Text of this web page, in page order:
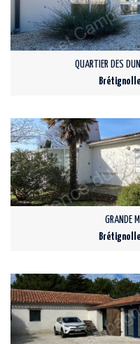
QUARTIER DES
GRANDE